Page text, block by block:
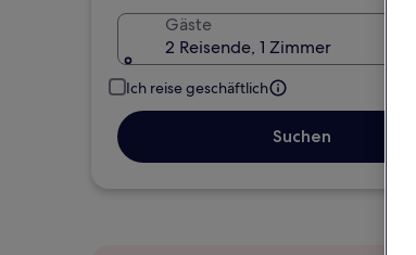
Gäste
2 Reisende, 1 Zimmer
Ich reise geschäftlich
Suchen